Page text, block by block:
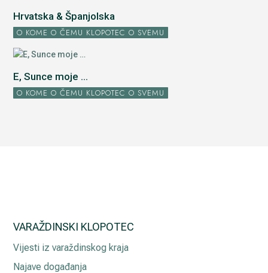
Hrvatska & Španjolska
O KOME O ČEMU KLOPOTEC O SVEMU
E, Sunce moje ...
O KOME O ČEMU KLOPOTEC O SVEMU
VARAŽDINSKI KLOPOTEC
Vijesti iz varaždinskog kraja
Najave događanja